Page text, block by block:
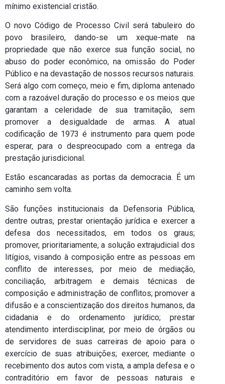
mínimo existencial cristão.
O novo Código de Processo Civil será tabuleiro do
povo brasileiro, dando-se um xeque-mate na
propriedade que não exerce sua função social, no
abuso do poder econômico, na omissão do Poder
Público e na devastação de nossos recursos naturais.
Será algo com começo, meio e fim, diploma antenado
com a razoável duração do processo e os meios que
garantam a celeridade de sua tramitação, sem
promover a desigualdade de armas. A atual
codificação de 1973 é instrumento para quem pode
esperar, para o despreocupado com a entrega da
prestação jurisdicional.
Estão escancaradas as portas da democracia. É um
caminho sem volta.
São funções institucionais da Defensoria Pública,
dentre outras, prestar orientação jurídica e exercer a
defesa dos necessitados, em todos os graus;
promover, prioritariamente, a solução extrajudicial dos
litígios, visando à composição entre as pessoas em
conflito de interesses, por meio de mediação,
conciliação, arbitragem e demais técnicas de
composição e administração de conflitos; promover a
difusão e a conscientização dos direitos humanos, da
cidadania e do ordenamento jurídico; prestar
atendimento interdisciplinar, por meio de órgãos ou
de servidores de suas carreiras de apoio para o
exercício de suas atribuições; exercer, mediante o
recebimento dos autos com vista, a ampla defesa e o
contraditório em favor de pessoas naturais e